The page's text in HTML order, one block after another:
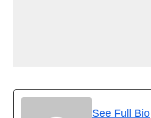
See Full Bio